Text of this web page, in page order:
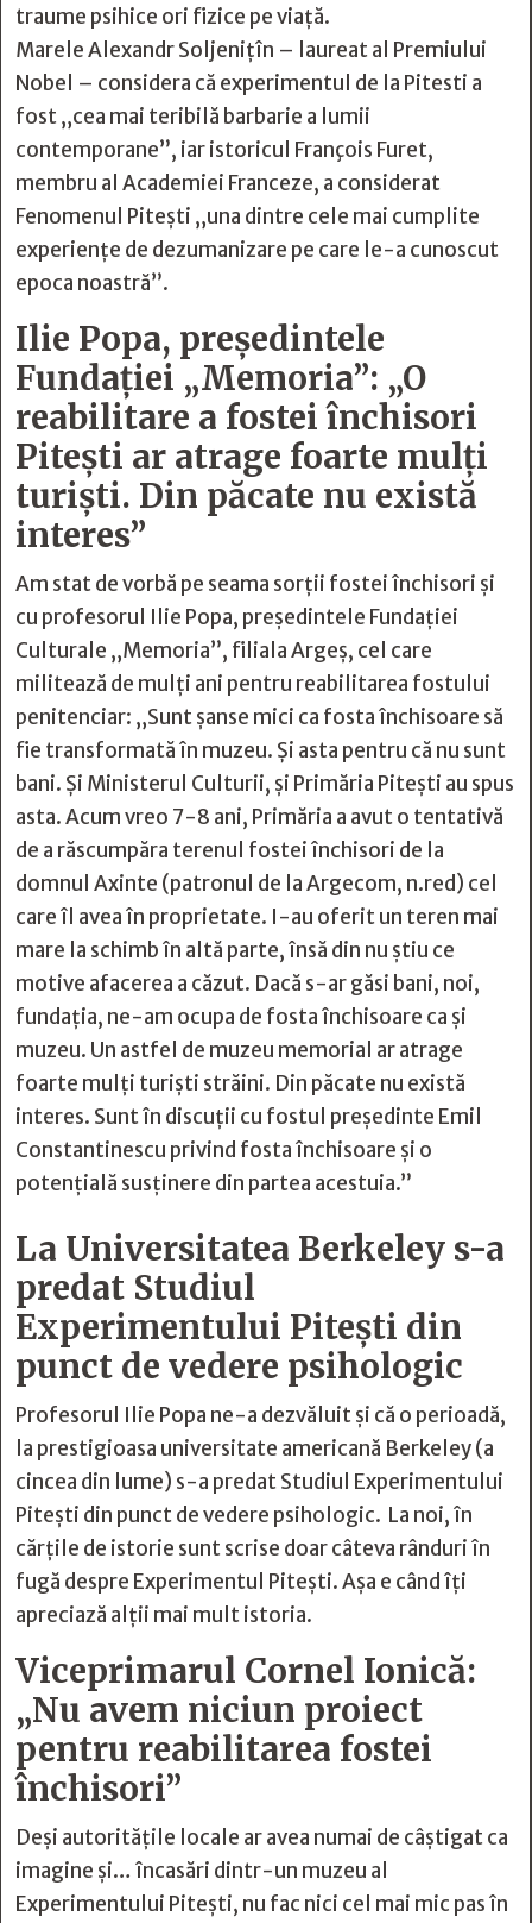
traume psihice ori fizice pe viață.
Marele Alexandr Soljenițîn – laureat al Premiului
Nobel – considera că experimentul de la Pitesti a
fost „cea mai teribilă barbarie a lumii
contemporane”, iar istoricul François Furet,
membru al Academiei Franceze, a considerat
Fenomenul Piteşti „una dintre cele mai cumplite
experienţe de dezumanizare pe care le-a cunoscut
epoca noastră”.
Ilie Popa, președintele
Fundației „Memoria”: „O
reabilitare a fostei închisori
Pitești ar atrage foarte mulți
turiști. Din păcate nu există
interes”
Am stat de vorbă pe seama sorții fostei închisori și
cu profesorul Ilie Popa, președintele Fundației
Culturale „Memoria”, filiala Argeș, cel care
militează de mulți ani pentru reabilitarea fostului
penitenciar: „Sunt șanse mici ca fosta închisoare să
fie transformată în muzeu. Și asta pentru că nu sunt
bani. Și Ministerul Culturii, și Primăria Pitești au spus
asta. Acum vreo 7-8 ani, Primăria a avut o tentativă
de a răscumpăra terenul fostei închisori de la
domnul Axinte (patronul de la Argecom, n.red) cel
care îl avea în proprietate. I-au oferit un teren mai
mare la schimb în altă parte, însă din nu știu ce
motive afacerea a căzut. Dacă s-ar găsi bani, noi,
fundația, ne-am ocupa de fosta închisoare ca și
muzeu. Un astfel de muzeu memorial ar atrage
foarte mulți turiști străini. Din păcate nu există
interes. Sunt în discuții cu fostul președinte Emil
Constantinescu privind fosta închisoare și o
potențială susținere din partea acestuia.”
La Universitatea Berkeley s-a
predat Studiul
Experimentului Pitești din
punct de vedere psihologic
Profesorul Ilie Popa ne-a dezvăluit și că o perioadă,
la prestigioasa universitate americană Berkeley (a
cincea din lume) s-a predat Studiul Experimentului
Pitești din punct de vedere psihologic. La noi, în
cărțile de istorie sunt scrise doar câteva rânduri în
fugă despre Experimentul Pitești. Așa e când îți
apreciază alții mai mult istoria.
Viceprimarul Cornel Ionică:
„Nu avem niciun proiect
pentru reabilitarea fostei
închisori”
Deși autoritățile locale ar avea numai de câștigat ca
imagine și… încasări dintr-un muzeu al
Experimentului Pitești, nu fac nici cel mai mic pas în